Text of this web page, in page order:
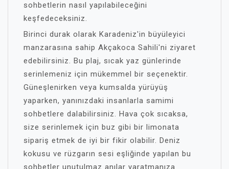
sohbetlerin nasıl yapılabileceğini
keşfedeceksiniz.
Birinci durak olarak Karadeniz'in büyüleyici
manzarasına sahip Akçakoca Sahili'ni ziyaret
edebilirsiniz. Bu plaj, sıcak yaz günlerinde
serinlemeniz için mükemmel bir seçenektir.
Güneşlenirken veya kumsalda yürüyüş
yaparken, yanınızdaki insanlarla samimi
sohbetlere dalabilirsiniz. Hava çok sıcaksa,
size serinlemek için buz gibi bir limonata
sipariş etmek de iyi bir fikir olabilir. Deniz
kokusu ve rüzgarın sesi eşliğinde yapılan bu
sohbetler unutulmaz anılar yaratmanıza